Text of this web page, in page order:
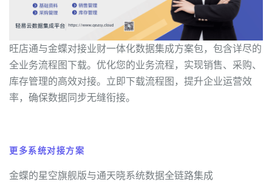
旺店通与金蝶对接业财一体化数据集成方案包，包含详尽的
全业务流程图下载。优化您的业务流程，实现销售、采购、
库存管理的高效对接。立即下载流程图，提升企业运营效
率，确保数据同步无缝衔接。
更多系统对接方案
金蝶的星空旗舰版与通天晓系统数据全链路集成